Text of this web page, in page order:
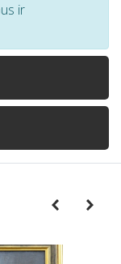
ir
PreviousNext